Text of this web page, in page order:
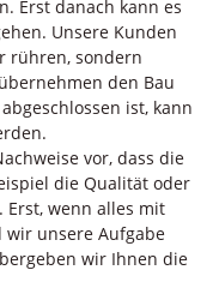
Erst danach kann es
Unsere Kunden
rühren, sondern
den Bau
ist, kann
vor, dass die
die Qualität oder
wenn alles mit
unsere Aufgabe
wir Ihnen die